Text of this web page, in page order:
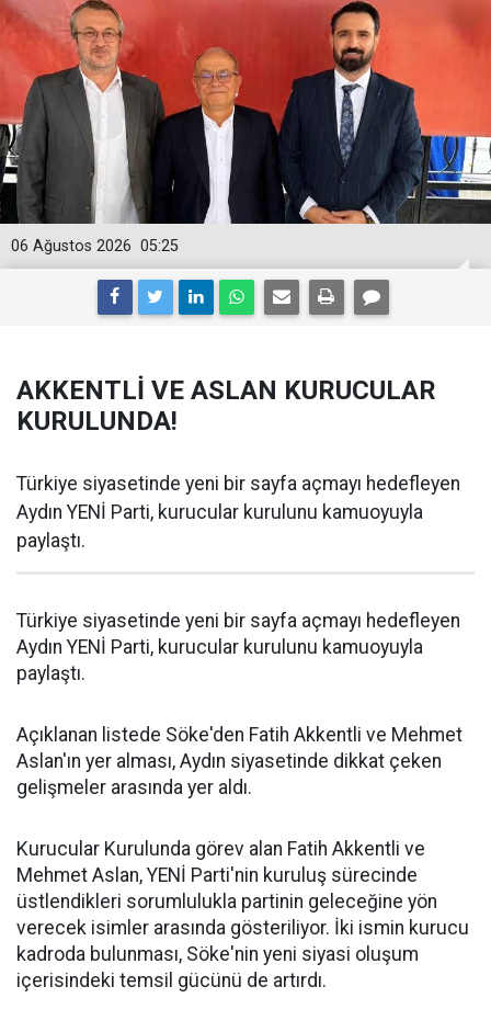
05:25
06 Ağustos 2026
AKKENTLİ VE ASLAN KURUCULAR
KURULUNDA!
Türkiye siyasetinde yeni bir sayfa açmayı hedefleyen
Aydın YENİ Parti, kurucular kurulunu kamuoyuyla
paylaştı.
Türkiye siyasetinde yeni bir sayfa açmayı hedefleyen
Aydın YENİ Parti, kurucular kurulunu kamuoyuyla
paylaştı.
Açıklanan listede Söke'den Fatih Akkentli ve Mehmet
Aslan'ın yer alması, Aydın siyasetinde dikkat çeken
gelişmeler arasında yer aldı.
Kurucular Kurulunda görev alan Fatih Akkentli ve
Mehmet Aslan, YENİ Parti'nin kuruluş sürecinde
üstlendikleri sorumlulukla partinin geleceğine yön
verecek isimler arasında gösteriliyor. İki ismin kurucu
kadroda bulunması, Söke'nin yeni siyasi oluşum
içerisindeki temsil gücünü de artırdı.